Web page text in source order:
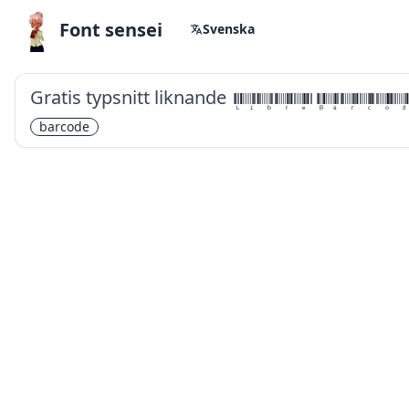
Font sensei Svenska
Gratis typsnitt liknande Libre
barcode